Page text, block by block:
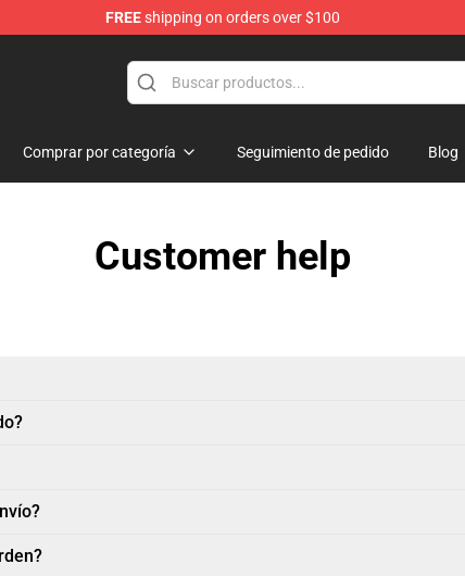
FREEshipping on orders over $100
Comprar por categoría Seguimiento de pedido Blog
Customer help